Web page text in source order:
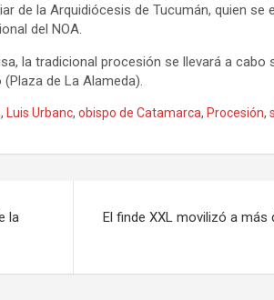
de la Arquidiócesis de Tucumán, quien se
del NOA.
la tradicional procesión se llevará a cabo
de La Alameda).
, Luis Urbanc, obispo de Catamarca, Procesión,
la
El finde XXL movilizó a